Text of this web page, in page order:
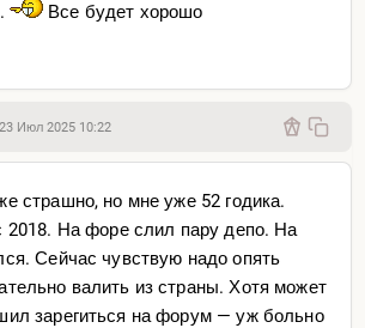
Все будет хорошо
23 Июл 2025 10:22
страшно, но мне уже 52 годика.
2018. На форе слил пару депо. На
Сейчас чувствую надо опять
валить из страны. Хотя может
зарегиться на форум — уж больно